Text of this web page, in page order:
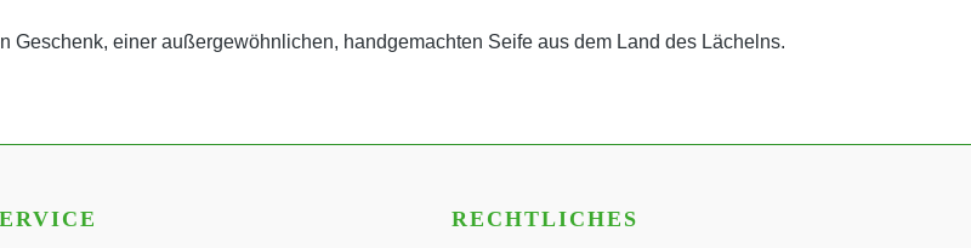
einer außergewöhnlichen, handgemachten Seife aus dem Land des Lächelns.
RECHTLICHES